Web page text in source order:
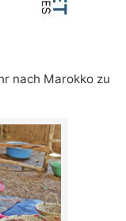
nach Marokko zu